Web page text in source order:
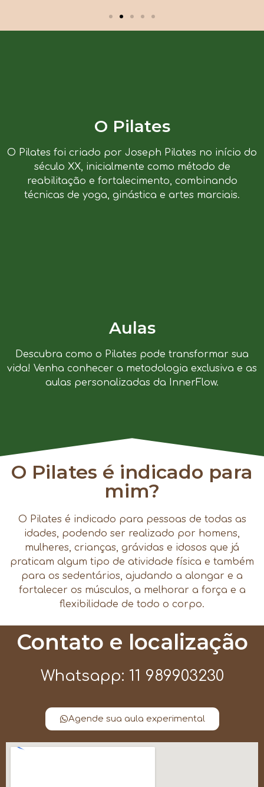
O Pilates
O Pilates foi criado por Joseph Pilates no início do
século XX, inicialmente como método de
reabilitação e fortalecimento, combinando
técnicas de yoga, ginástica e artes marciais.
Aulas
Descubra como o Pilates pode transformar sua
vida! Venha conhecer a metodologia exclusiva e as
aulas personalizadas da InnerFlow.
O Pilates é indicado para
mim?
O Pilates é indicado para pessoas de todas as
idades, podendo ser realizado por homens,
mulheres, crianças, grávidas e idosos que já
praticam algum tipo de atividade física e também
para os sedentários, ajudando a alongar e a
fortalecer os músculos, a melhorar a força e a
flexibilidade de todo o corpo.
Contato e localização
Whatsapp: 11 989903230
Agende sua aula experimental